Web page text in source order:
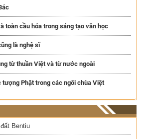
toàn cầu hóa trong sáng tạo văn học
là nghệ sĩ
từ thuần Việt và từ nước ngoài
tượng Phật trong các ngôi chùa Việt
Bentiu